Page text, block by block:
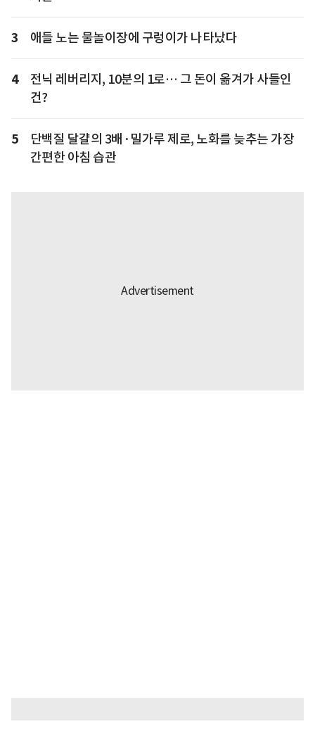
3 애들 노는 물놀이장에 구렁이가 나타났다
4
전닉 레버리지, 10분의 1로… 그 돈이 옮겨가 사들인
건?
5
단백질 달걀의 3배·밀가루 제로, 노화를 늦추는 가장
간편한 아침 습관